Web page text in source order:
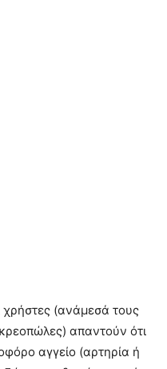
(ανάμεσά τους
απαντούν ότι
αγγείο (αρτηρία ή